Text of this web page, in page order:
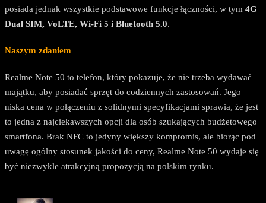
posiada jednak wszystkie podstawowe funkcje łączności, w tym 4G
Dual SIM, VoLTE, Wi-Fi 5 i Bluetooth 5.0.
Naszym zdaniem
Realme Note 50 to telefon, który pokazuje, że nie trzeba wydawać
majątku, aby posiadać sprzęt do codziennych zastosowań. Jego
niska cena w połączeniu z solidnymi specyfikacjami sprawia, że jest
to jedna z najciekawszych opcji dla osób szukających budżetowego
smartfona. Brak NFC to jedyny większy kompromis, ale biorąc pod
uwagę ogólny stosunek jakości do ceny, Realme Note 50 wydaje się
być niezwykle atrakcyjną propozycją na polskim rynku.